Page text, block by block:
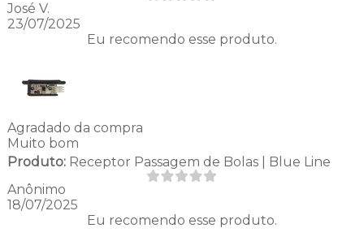
José V.
23/07/2025
Eu recomendo esse produto.
Agradado da compra
Muito bom
Produto:Receptor Passagem de Bolas | Blue Line
Anônimo
18/07/2025
Eu recomendo esse produto.